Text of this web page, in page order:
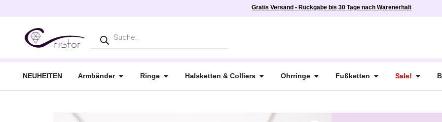
Gratis Versand • Rückgabe bis 30 Tage nach Warenerhalt
NEUHEITEN Armbänder Ringe Halsketten & Colliers Ohrringe Fußketten Sale!